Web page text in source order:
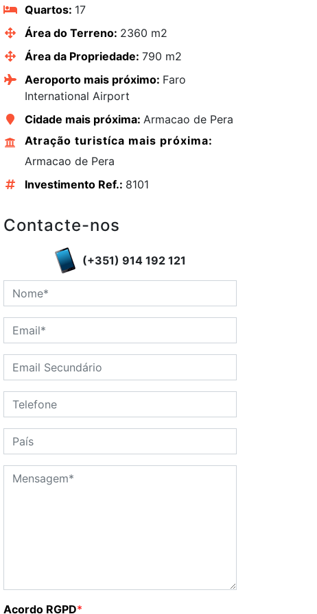
Quartos: 17
Área do Terreno: 2360 m2
Área da Propriedade: 790 m2
Aeroporto mais próximo: Faro
International Airport
Cidade mais próxima: Armacao de Pera
Atração turistíca mais próxima:
Armacao de Pera
Investimento Ref.: 8101
Contacte-nos
(+351) 914 192 121
Acordo RGPD*